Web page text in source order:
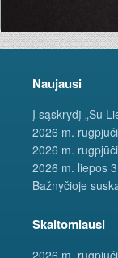
Naujausi
Į sąskrydį „Su
2026 m.
2026 m.
2026 m. liepos
Bažnyčioje
Skaitomiausi